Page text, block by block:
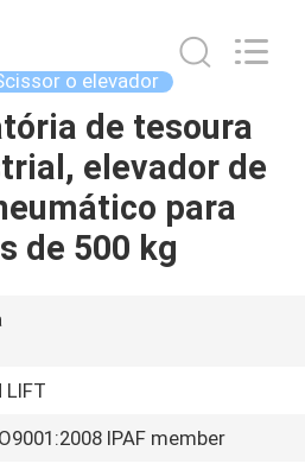
o elevador
de tesoura
elevador de
para
de 500 kg
LIFT
IPAF member